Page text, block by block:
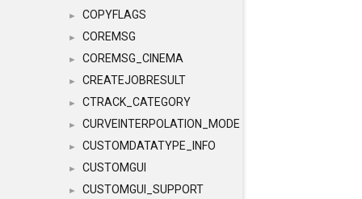
► COPYFLAGS
► COREMSG
► COREMSG_CINEMA
► CREATEJOBRESULT
► CTRACK_CATEGORY
► CURVEINTERPOLATION_MODE
► CUSTOMDATATYPE_INFO
► CUSTOMGUI
► CUSTOMGUI_SUPPORT